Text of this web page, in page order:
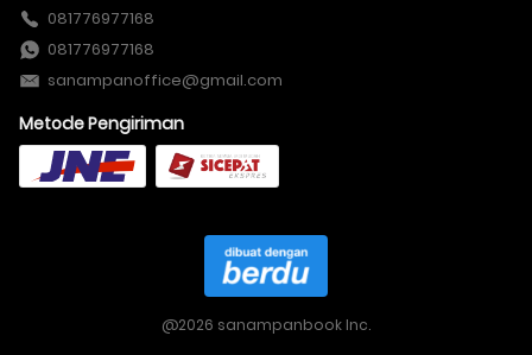
081776977168
081776977168
sanampanoffice@gmail.com
Metode Pengiriman
@2026 sanampanbook Inc.